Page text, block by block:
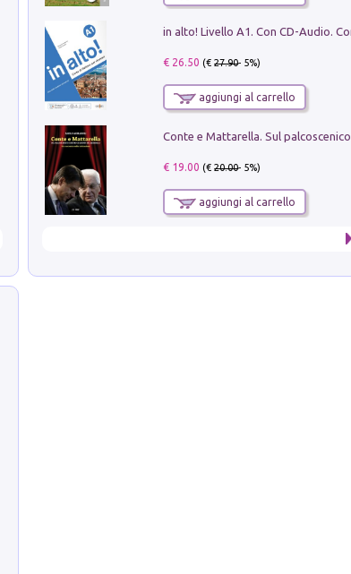
€ 26.50 (€27.90- 5%)
aggiungi al carrello
€ 19.00 (€20.00- 5%)
aggiungi al carrello